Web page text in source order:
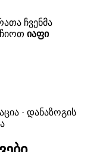
ჩვენმა
იაფი
· დანაზოგის